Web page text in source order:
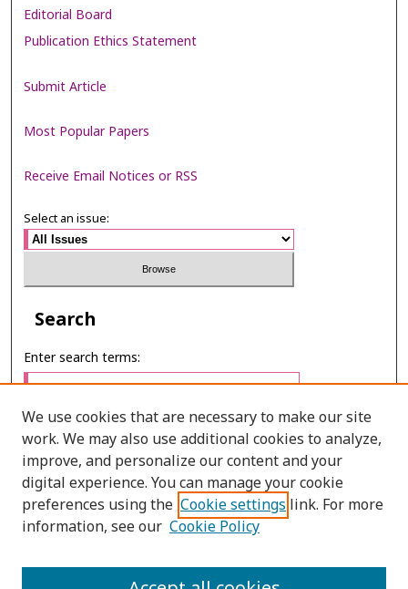
Editorial Board
Publication Ethics Statement
Submit Article
Most Popular Papers
Receive Email Notices or RSS
Select an issue:
Search
Enter search terms:
Select context to search:
Advanced Search
We use cookies that are necessary to make our site
work. We may also use additional cookies to analyze,
improve, and personalize our content and your
digital experience. You can manage your cookie
preferences using the Cookie settings link. For more
information, see our Cookie Policy